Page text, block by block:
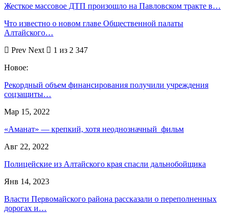
Жесткое массовое ДТП произошло на Павловском тракте в…
Что известно о новом главе Общественной палаты
Алтайского…
Prev Next
1 из 2 347
Новое:
Рекордный объем финансирования получили учреждения
соцзащиты…
Мар 15, 2022
«Аманат» — крепкий, хотя неоднозначный фильм
Авг 22, 2022
Полицейские из Алтайского края спасли дальнобойщика
Янв 14, 2023
Власти Первомайского района рассказали о переполненных
дорогах и…